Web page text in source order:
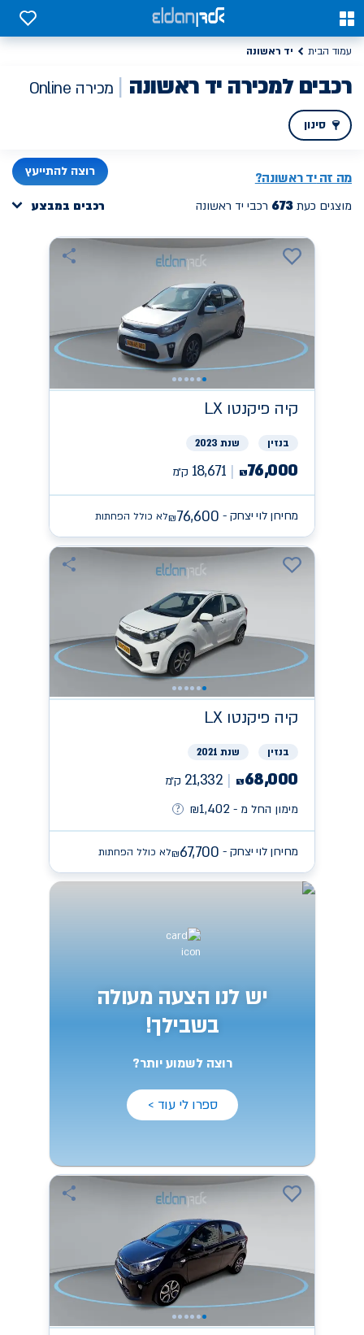
0
0
עמוד הבית יד ראשונה
רכבים למכירה יד ראשונה מכירה Online
סינון
מה זהיד ראשונה? רוצה להתייעץ
מוצגים כעת רכבי יד ראשונה רכבים במבצע
קיה פיקנטו LX
בנזין שנת 2023
₪76,000
18,671 ק״מ
מחירון לוי יצחק - ₪76,600 לא כולל הפחתות
קיה פיקנטו LX
בנזין שנת 2021
₪68,000
21,332 ק״מ
מימון החל מ -
₪1,402
מחירון לוי יצחק - ₪67,700 לא כולל הפחתות
יש לנו הצעה מעולה
בשבילך!
רוצה לשמוע יותר?
ספרו לי עוד >